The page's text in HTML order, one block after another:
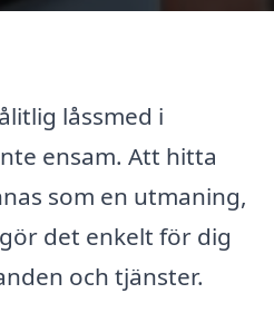
låssmed i
ensam. Att hitta
som en utmaning,
det enkelt för dig
och tjänster.